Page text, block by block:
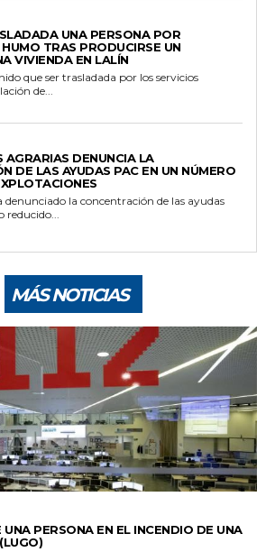
UNA PERSONA POR
TRAS PRODUCIRSE UN
VIVIENDA EN LALÍN
que ser trasladada por los servicios
de...
AGRARIAS DENUNCIA LA
DE LAS AYUDAS PAC EN UN NÚMERO
denunciado la concentración de las ayudas
MÁS NOTICIAS
UNA PERSONA EN EL INCENDIO DE UNA